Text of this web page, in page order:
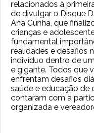
relacionados à
de divulgar o Disque
Ana Cunha, que
crianças e
fundamental
realidades e desafios
indivíduo dentro de
e gigante. Todos que
enfrentam desafios
saúde e educação de
contaram com a
organizada e